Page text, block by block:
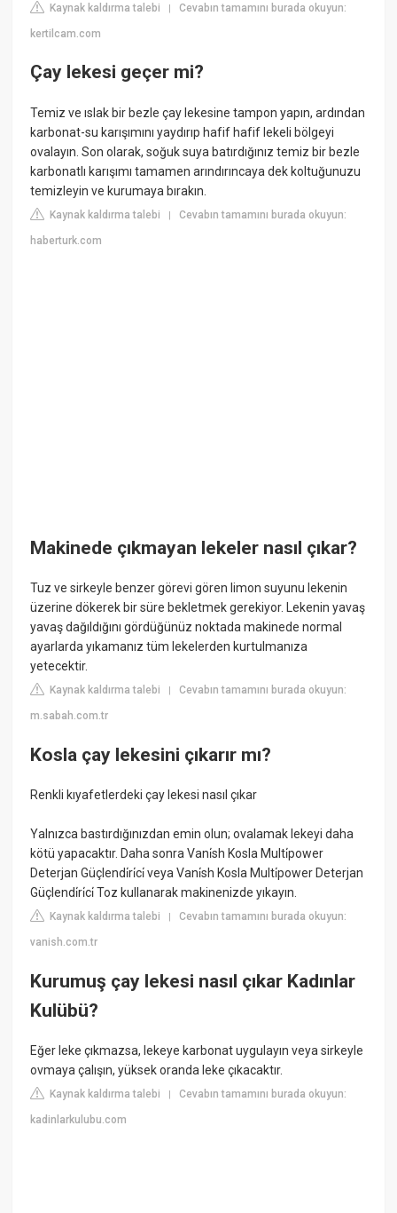
Kaynak kaldırma talebi |Cevabın tamamını burada okuyun:
kertilcam.com
Çay lekesi geçer mi?
Temiz ve ıslak bir bezle çay lekesine tampon yapın, ardından
karbonat-su karışımını yaydırıp hafif hafif lekeli bölgeyi
ovalayın. Son olarak, soğuk suya batırdığınız temiz bir bezle
karbonatlı karışımı tamamen arındırıncaya dek koltuğunuzu
temizleyin ve kurumaya bırakın.
Kaynak kaldırma talebi |Cevabın tamamını burada okuyun:
haberturk.com
Makinede çıkmayan lekeler nasıl çıkar?
Tuz ve sirkeyle benzer görevi gören limon suyunu lekenin
üzerine dökerek bir süre bekletmek gerekiyor. Lekenin yavaş
yavaş dağıldığını gördüğünüz noktada makinede normal
ayarlarda yıkamanız tüm lekelerden kurtulmanıza
yetecektir.
Kaynak kaldırma talebi |Cevabın tamamını burada okuyun:
m.sabah.com.tr
Kosla çay lekesini çıkarır mı?
Renkli kıyafetlerdeki çay lekesi nasıl çıkar
Yalnızca bastırdığınızdan emin olun; ovalamak lekeyi daha
kötü yapacaktır. Daha sonra Vani̇sh Kosla Multi̇power
Deterjan Güçlendi̇ri̇ci̇ veya Vani̇sh Kosla Multi̇power Deterjan
Güçlendi̇ri̇ci̇ Toz kullanarak makinenizde yıkayın.
Kaynak kaldırma talebi |Cevabın tamamını burada okuyun:
vanish.com.tr
Kurumuş çay lekesi nasıl çıkar Kadınlar
Kulübü?
Eğer leke çıkmazsa, lekeye karbonat uygulayın veya sirkeyle
ovmaya çalışın, yüksek oranda leke çıkacaktır.
Kaynak kaldırma talebi |Cevabın tamamını burada okuyun:
kadinlarkulubu.com